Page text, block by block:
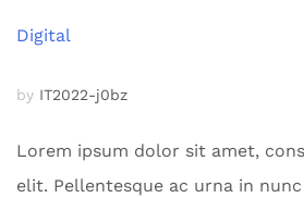
Digital
by IT2022-j0bz
Lorem ipsum dolor sit amet,
elit. Pellentesque ac urna in